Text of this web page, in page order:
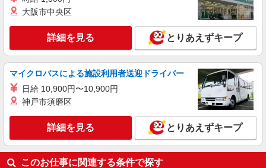
大阪市中央区
詳細を見る とりあえずキープ
マイクロバスによる施設利用者送迎ドライバー
日給 10,900円〜10,900円
神戸市須磨区
詳細を見る とりあえずキープ
このお仕事に関連する条件で探す